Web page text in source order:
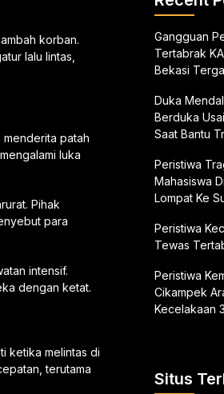
korban.
lalu lintas,
patah
luka
Pihak
para
intensif.
dengan ketat.
ketika melintas di
terutama
Gangguan
Tertabrak
Bekasi
Duka
Berduka
Saat Bantu
Peristiwa
Mahasiswa
Lompat Ke
Peristiwa
Tewas
Peristiwa
Cikampek
Kecelakaan
Situs